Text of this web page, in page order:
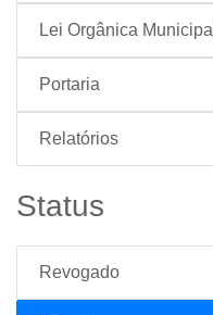
Lei Orgânica Municipal
Portaria
Relatórios
Status
Revogado